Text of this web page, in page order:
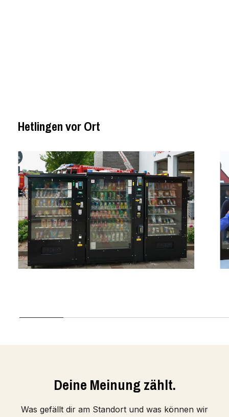
Hetlingen vor Ort
Deine Meinung zählt.
Was gefällt dir am Standort und was können wir